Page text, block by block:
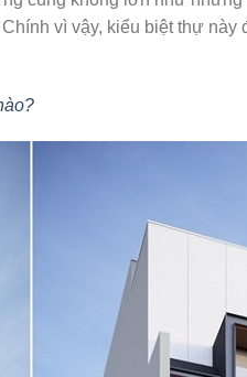
vì vậy, kiểu biệt thự